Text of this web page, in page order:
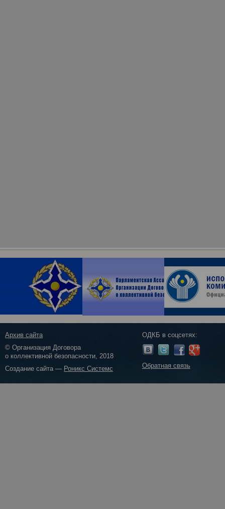
Архив сайта
© Организация Договора
о коллективной безопасности, 2018
Создание сайта — Роникс Системс
ОДКБ в соцсетях:
Обратная связь